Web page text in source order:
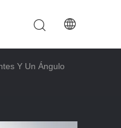
Y Un Ángulo